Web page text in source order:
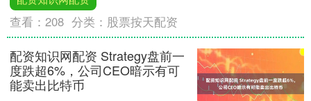
查看：208 分类： 股票按天配资
配资知识网配资 Strategy盘前一
度跌超6%，公司CEO暗示有可
能卖出比特币